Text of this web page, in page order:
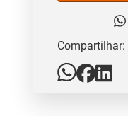
Compartilhar: